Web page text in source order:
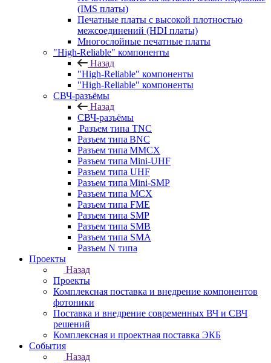
(IMS платы)
Печатные платы с высокой плотностью
межсоединений (HDI платы)
Многослойные печатные платы
"High-Reliable" компоненты
Назад
"High-Reliable" компоненты
"High-Reliable" компоненты
СВЧ-разъёмы
Назад
СВЧ-разъёмы
Разъем типа TNC
Разъем типа BNC
Разъем типа MMCX
Разъем типа Mini-UHF
Разъем типа UHF
Разъем типа Mini-SMP
Разъем типа MCX
Разъем типа FME
Разъем типа SMP
Разъем типа SMB
Разъем типа SMA
Разъем N типа
Проекты
Назад
Проекты
Комплексная поставка и внедрение компонентов
фотоники
Поставка и внедрение современных ВЧ и СВЧ
решений
Комплексная и проектная поставка ЭКБ
События
Назад